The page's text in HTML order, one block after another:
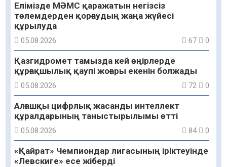
Елімізде МӘМС қаражатын негізсіз
төлемдерден қорғаудың жаңа жүйесі
құрылуда
05.08.2026 67 0
Қазгидромет тамызда кей өңірлерде
құрғақшылық қаупі жоғары екенін болжады
05.08.2026 72 0
Алғашқы цифрлық жасанды интеллект
құралдарының таныстырылымы өтті
05.08.2026 84 0
«Қайрат» Чемпиондар лигасының іріктеуінде
«Левскиге» есе жіберді